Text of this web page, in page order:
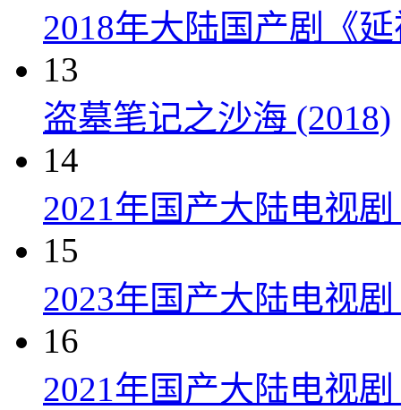
2018年大陆国产剧《
13
盗墓笔记之沙海 (2018)
14
2021年国产大陆电视
15
2023年国产大陆电视
16
2021年国产大陆电视